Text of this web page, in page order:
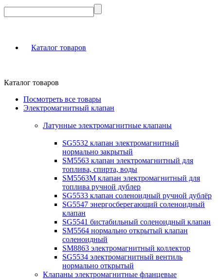
Каталог товаров
Каталог товаров
Посмотреть все товары
Электромагнитный клапан
Латунные электромагнитные клапаны
SG5532 клапан электромагнитный
нормально закрытый
SM5563 клапан электромагнитный для
топлива, спирта, воды
SM5563M клапан электромагнитный для
топлива ручной дублер
SG5533 клапан соленоидный ручной дублёр
SG5547 энергосберегающий соленоидный
клапан
SG5541 бистабильный соленоидный клапан
SM5564 нормально открытый клапан
соленоидный
SM8863 электромагнитный коллектор
SG5534 электромагнитный вентиль
нормально открытый
Клапаны электромагнитные фланцевые